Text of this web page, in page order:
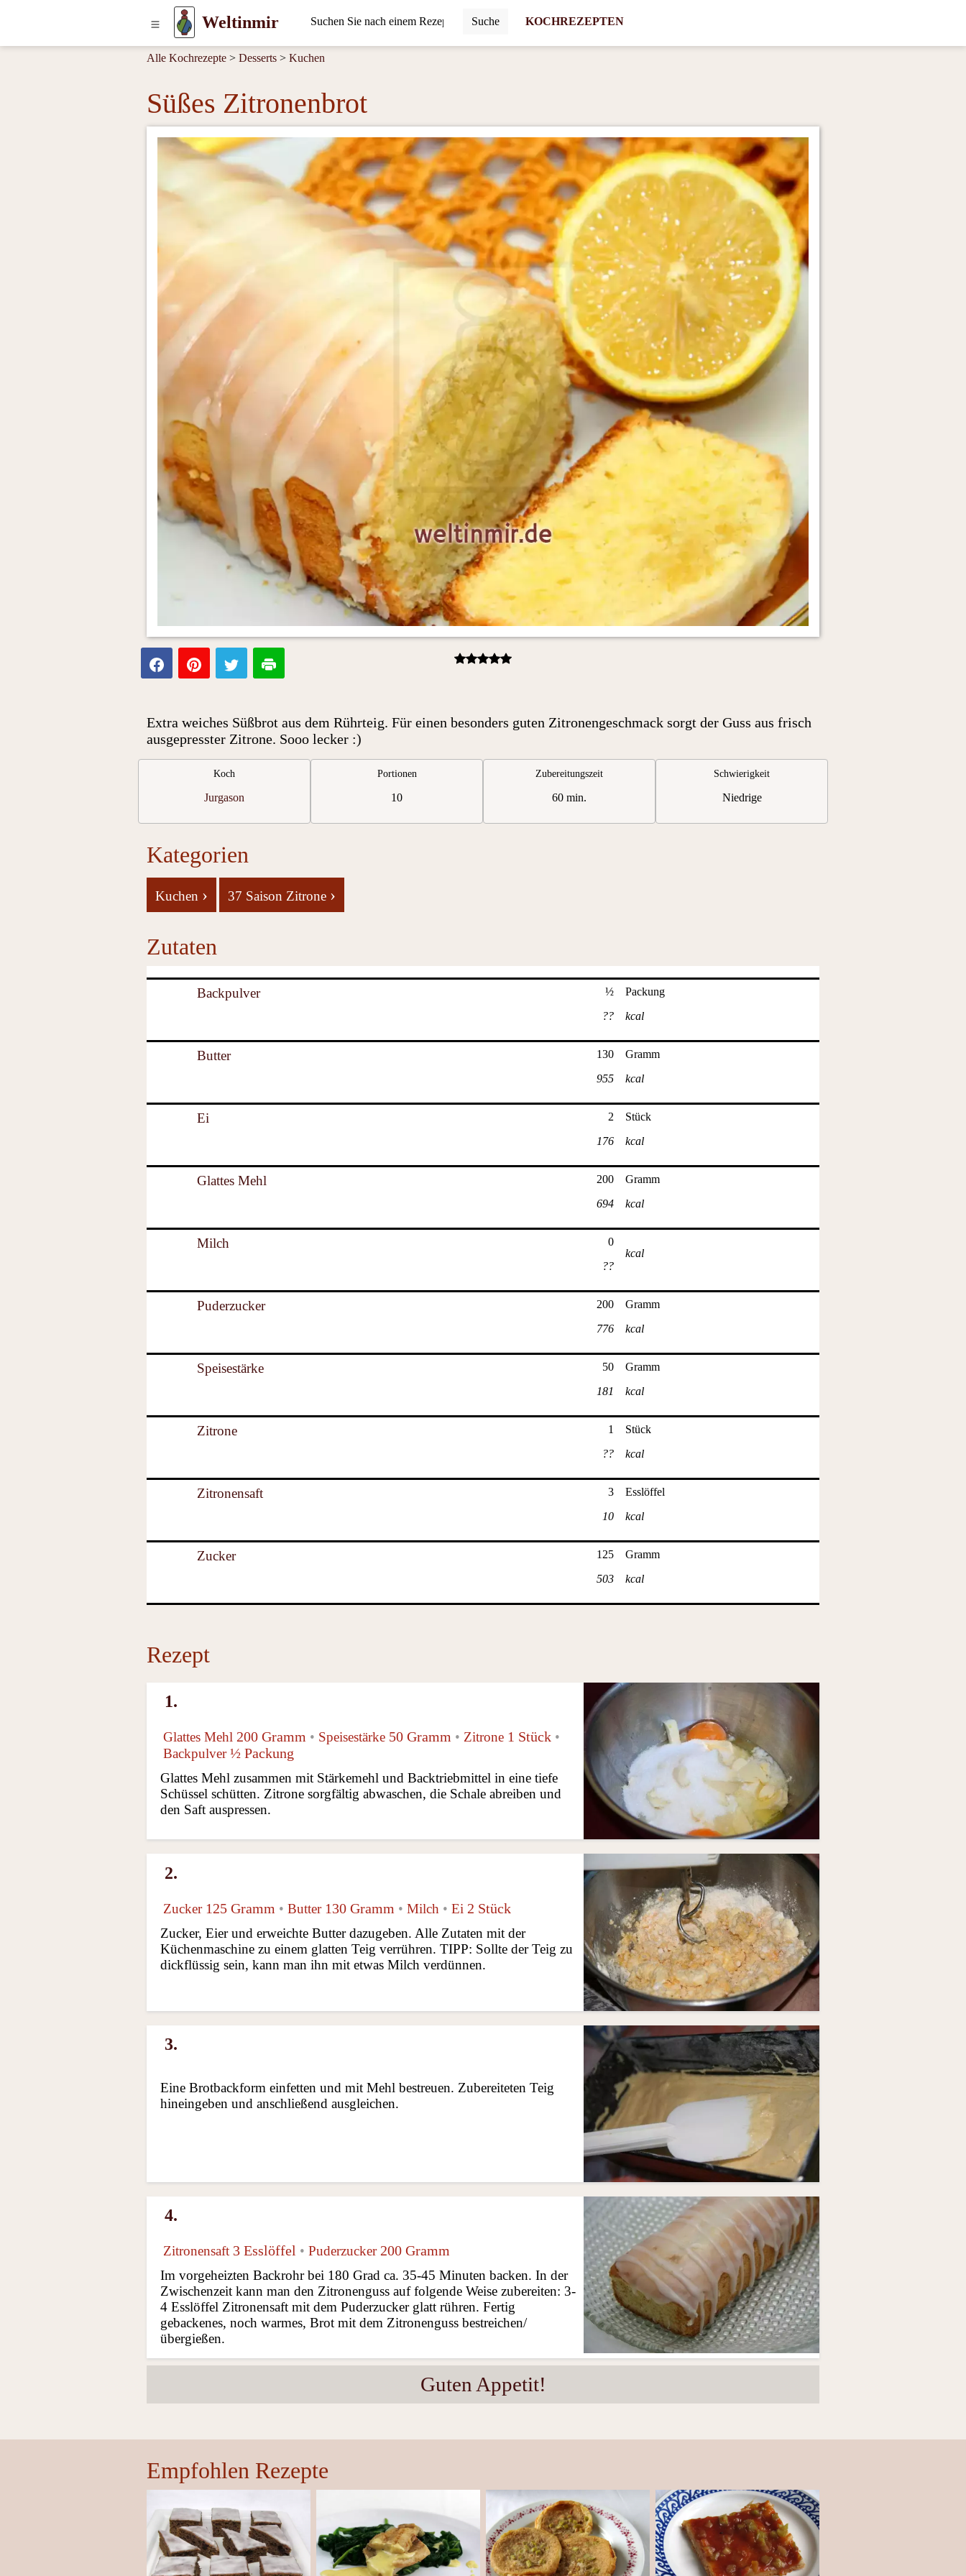
Weltinmir Suche KOCHREZEPTEN
Alle Kochrezepte > Desserts > Kuchen
Süßes Zitronenbrot
Extra weiches Süßbrot aus dem Rührteig. Für einen besonders guten Zitronengeschmack sorgt der Guss aus frisch
ausgepresster Zitrone. Sooo lecker :)
Koch
Jurgason
Portionen
10
Zubereitungszeit
60 min.
Schwierigkeit
Niedrige
Kategorien
Kuchen › 37 Saison Zitrone ›
Zutaten
Backpulver
½
??
Packung
kcal
Butter
130
955
Gramm
kcal
Ei
2
176
Stück
kcal
Glattes Mehl
200
694
Gramm
kcal
Milch
0
??
kcal
Puderzucker
200
776
Gramm
kcal
Speisestärke
50
181
Gramm
kcal
Zitrone
1
??
Stück
kcal
Zitronensaft
3
10
Esslöffel
kcal
Zucker
125
503
Gramm
kcal
Rezept
1.
Glattes Mehl 200 Gramm • Speisestärke 50 Gramm • Zitrone 1 Stück •
Backpulver ½ Packung
Glattes Mehl zusammen mit Stärkemehl und Backtriebmittel in eine tiefe
Schüssel schütten. Zitrone sorgfältig abwaschen, die Schale abreiben und
den Saft auspressen.
2.
Zucker 125 Gramm • Butter 130 Gramm • Milch • Ei 2 Stück
Zucker, Eier und erweichte Butter dazugeben. Alle Zutaten mit der
Küchenmaschine zu einem glatten Teig verrühren. TIPP: Sollte der Teig zu
dickflüssig sein, kann man ihn mit etwas Milch verdünnen.
3.
Eine Brotbackform einfetten und mit Mehl bestreuen. Zubereiteten Teig
hineingeben und anschließend ausgleichen.
4.
Zitronensaft 3 Esslöffel • Puderzucker 200 Gramm
Im vorgeheizten Backrohr bei 180 Grad ca. 35-45 Minuten backen. In der
Zwischenzeit kann man den Zitronenguss auf folgende Weise zubereiten: 3-
4 Esslöffel Zitronensaft mit dem Puderzucker glatt rühren. Fertig
gebackenes, noch warmes, Brot mit dem Zitronenguss bestreichen/
übergießen.
Guten Appetit!
Empfohlen Rezepte